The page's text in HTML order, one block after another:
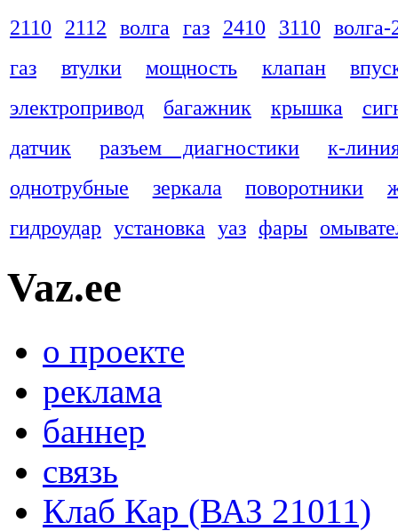
2110
2112 волга газ 2410 3110 волга-
газ
втулки мощность клапан
электропривод
багажник крышка
датчик
разъем диагностики
к-
однотрубные
зеркала поворотники
гидроудар установка уаз фары
Vaz.ee
о проекте
реклама
баннер
связь
Клаб Кар (ВАЗ 21011)